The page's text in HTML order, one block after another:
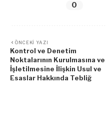
0
ÖNCEKI YAZI
Kontrol ve Denetim
Noktalarının Kurulmasına ve
İşletilmesine İlişkin Usul ve
Esaslar Hakkında Tebliğ